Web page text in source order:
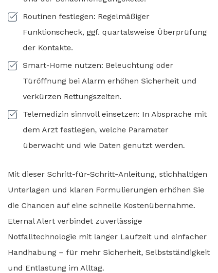
Routinen festlegen: Regelmäßiger
Funktionscheck, ggf. quartalsweise Überprüfung
der Kontakte.
Smart-Home nutzen: Beleuchtung oder
Türöffnung bei Alarm erhöhen Sicherheit und
verkürzen Rettungszeiten.
Telemedizin sinnvoll einsetzen: In Absprache mit
dem Arzt festlegen, welche Parameter
überwacht und wie Daten genutzt werden.
Mit dieser Schritt-für-Schritt-Anleitung, stichhaltigen
Unterlagen und klaren Formulierungen erhöhen Sie
die Chancen auf eine schnelle Kostenübernahme.
Eternal Alert verbindet zuverlässige
Notfalltechnologie mit langer Laufzeit und einfacher
Handhabung – für mehr Sicherheit, Selbstständigkeit
und Entlastung im Alltag.